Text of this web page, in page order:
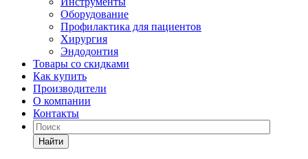
Оборудование
Профилактика для пациентов
Хирургия
Эндодонтия
Товары со скидками
Как купить
Производители
О компании
Контакты
Найти